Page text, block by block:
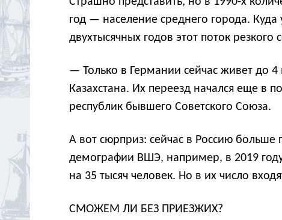
год — население среднего города.
двухтысячных годов этот поток резкого
— Только в Германии сейчас живет до
Казахстана. Их переезд начался еще в
республик бывшего Советского Союза.
А вот сюрприз: сейчас в Россию
демографии ВШЭ, например, в 2019
на 35 тысяч человек. Но в их число
СМОЖЕМ ЛИ БЕЗ ПРИЕЗЖИХ?